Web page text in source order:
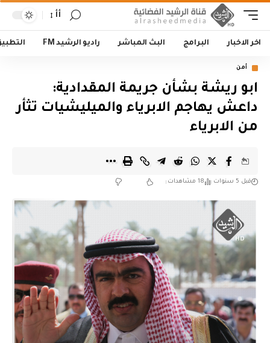
أأ
اخر الاخبار البرامج البث المباشر راديو الرشيد FM
أمن
ابو ريشة بشأن جريمة المقدادية:
داعش يهاجم الابرياء والميليشيات تثأر
من الابرياء
قبل 5 سنوات 18 مشاهدات